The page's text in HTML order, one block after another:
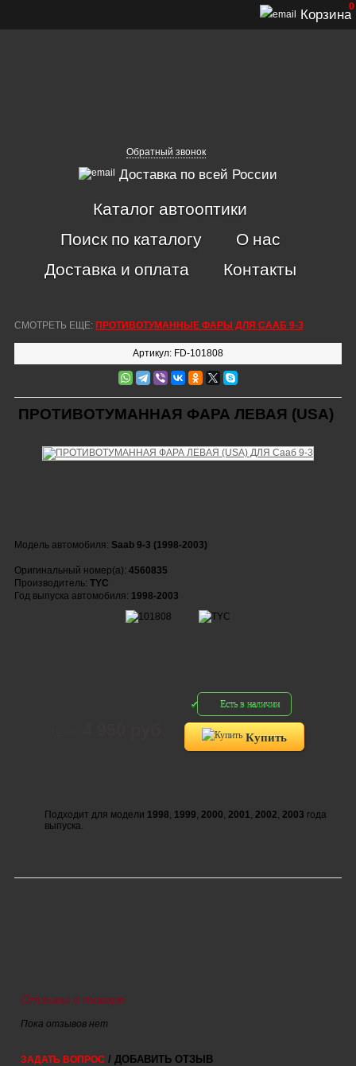
Обратный звонок
Доставка по всей России
Корзина
0
Каталог автооптики
Поиск по каталогу
О нас
Доставка и оплата
Контакты
СМОТРЕТЬ ЕЩЕ: ПРОТИВОТУМАННЫЕ ФАРЫ ДЛЯ СААБ 9-3
Артикул: FD-101808
ПРОТИВОТУМАННАЯ ФАРА ЛЕВАЯ (USA)
Модель автомобиля: Saab 9-3 (1998-2003)
Оригинальный номер(а): 4560835
Производитель: TYC
Год выпуска автомобиля: 1998-2003
Есть в наличии
Купить
Подходит для модели 1998, 1999, 2000, 2001, 2002, 2003 года
выпуска.
Отзывы о товаре
Пока отзывов нет
ЗАДАТЬ ВОПРОС / ДОБАВИТЬ ОТЗЫВ